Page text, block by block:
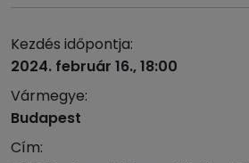
Kezdés időpontja:
2024. február 16., 18:00
Vármegye:
Budapest
Cím: